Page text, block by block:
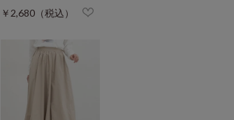
￥2,680（税込）